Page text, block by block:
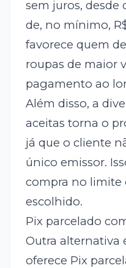
sem juros, desde
de, no mínimo,
favorece quem
roupas de maior
pagamento ao
Além disso, a
aceitas torna o
já que o cliente
único emissor.
compra no limite
escolhido.
Pix parcelado
Outra alternativa
oferece Pix